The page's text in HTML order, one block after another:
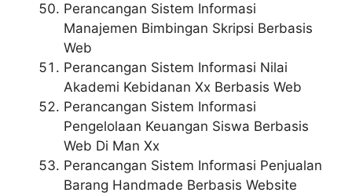
Perancangan Sistem Informasi
Manajemen Bimbingan Skripsi Berbasis
Web
Perancangan Sistem Informasi Nilai
Akademi Kebidanan Xx Berbasis Web
Perancangan Sistem Informasi
Pengelolaan Keuangan Siswa Berbasis
Web Di Man Xx
Perancangan Sistem Informasi Penjualan
Barang Handmade Berbasis Website